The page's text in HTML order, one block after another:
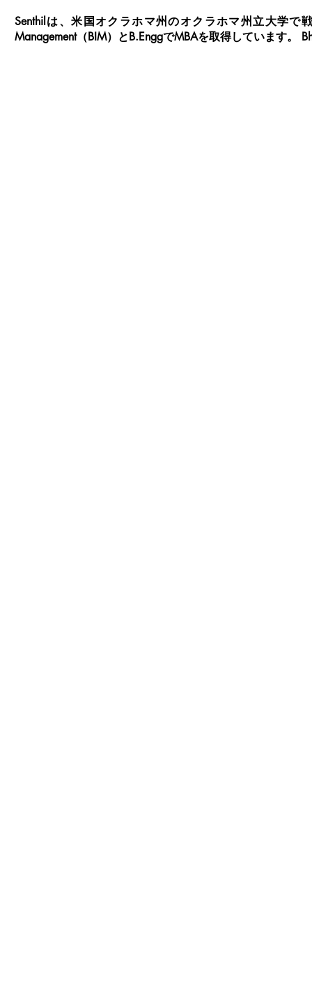
Senthilは、米国オクラホマ州のオクラホマ州立大学で
Management（BIM）とB.EnggでMBAを取得しています。